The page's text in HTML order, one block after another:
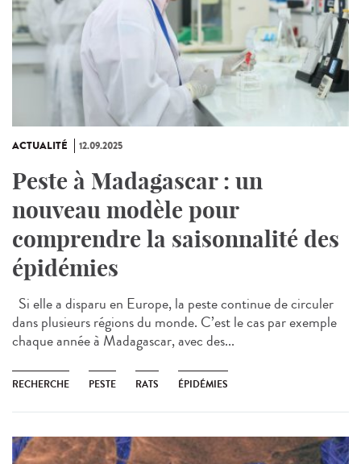
ACTUALITÉ 12.09.2025
Peste à Madagascar : un
nouveau modèle pour
comprendre la saisonnalité des
épidémies
Si elle a disparu en Europe, la peste continue de circuler
dans plusieurs régions du monde. C’est le cas par exemple
chaque année à Madagascar, avec des...
RECHERCHE PESTE RATS ÉPIDÉMIES